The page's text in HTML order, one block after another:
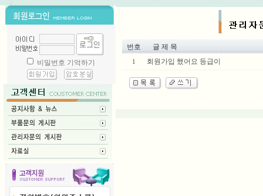
번호 글 제 목
1 회원가입 했어요 등급이